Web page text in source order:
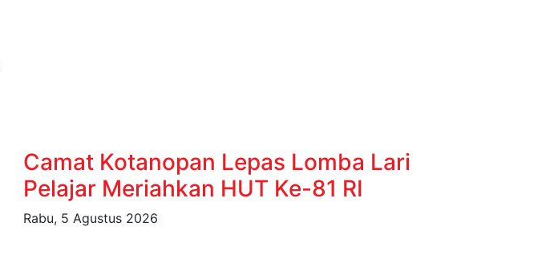
Camat Kotanopan Lepas Lomba Lari
Pelajar Meriahkan HUT Ke-81 RI
Rabu, 5 Agustus 2026